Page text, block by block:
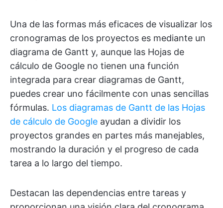
Una de las formas más eficaces de visualizar los
cronogramas de los proyectos es mediante un
diagrama de Gantt y, aunque las Hojas de
cálculo de Google no tienen una función
integrada para crear diagramas de Gantt,
puedes crear uno fácilmente con unas sencillas
fórmulas. Los diagramas de Gantt de las Hojas
de cálculo de Google ayudan a dividir los
proyectos grandes en partes más manejables,
mostrando la duración y el progreso de cada
tarea a lo largo del tiempo.
Destacan las dependencias entre tareas y